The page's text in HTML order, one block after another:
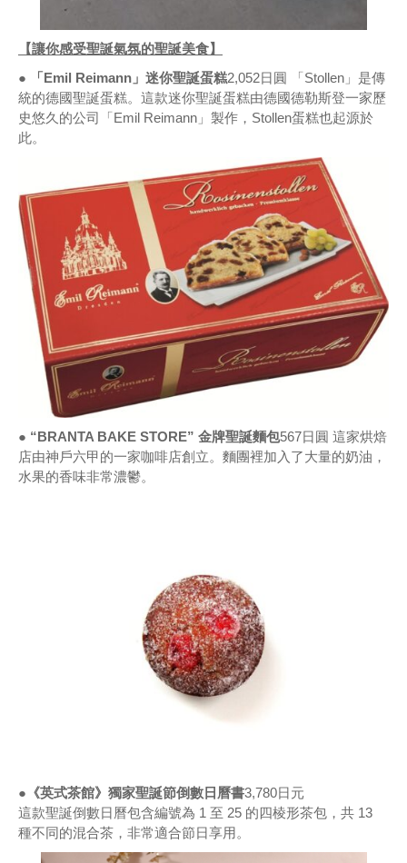
【讓你感受聖誕氣氛的聖誕美食】
● 「Emil Reimann」迷你聖誕蛋糕2,052日圓 「Stollen」是傳
統的德國聖誕蛋糕。這款迷你聖誕蛋糕由德國德勒斯登一家歷
史悠久的公司「Emil Reimann」製作，Stollen蛋糕也起源於
此。
● “BRANTA BAKE STORE” 金牌聖誕麵包567日圓 這家烘焙
店由神戶六甲的一家咖啡店創立。麵團裡加入了大量的奶油，
水果的香味非常濃鬱。
●《英式茶館》獨家聖誕節倒數日曆書3,780日元
這款聖誕倒數日曆包含編號為 1 至 25 的四棱形茶包，共 13
種不同的混合茶，非常適合節日享用。